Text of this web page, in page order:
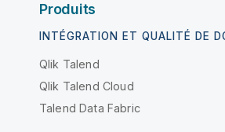
Produits
INTÉGRATION ET QUALITÉ DE
Qlik Talend
Qlik Talend Cloud
Talend Data Fabric